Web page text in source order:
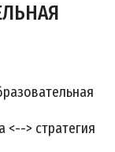
> стратегия